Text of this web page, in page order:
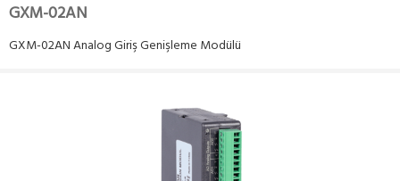
GXM-02AN
GXM-02AN Analog Giriş Genişleme Modülü